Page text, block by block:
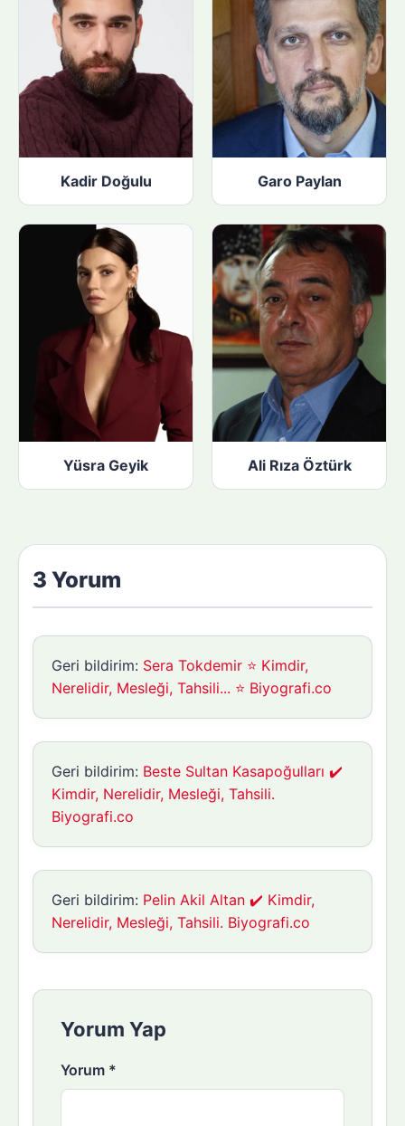
Kadir Doğulu Garo Paylan
Yüsra Geyik Ali Rıza Öztürk
3 Yorum
Geri bildirim: Sera Tokdemir ⭐ Kimdir,
Nerelidir, Mesleği, Tahsili... ⭐ Biyografi.co
Geri bildirim: Beste Sultan Kasapoğulları ✔️
Kimdir, Nerelidir, Mesleği, Tahsili.
Biyografi.co
Geri bildirim: Pelin Akil Altan ✔️ Kimdir,
Nerelidir, Mesleği, Tahsili. Biyografi.co
Yorum Yap
Yorum *